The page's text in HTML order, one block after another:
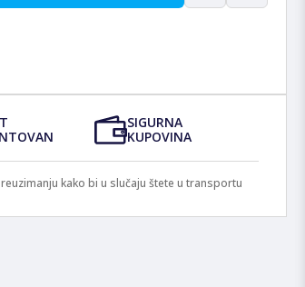
SIGURNA
KUPOVINA
kako bi u slučaju štete u transportu